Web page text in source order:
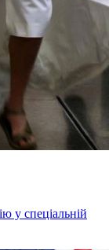
у спеціальній